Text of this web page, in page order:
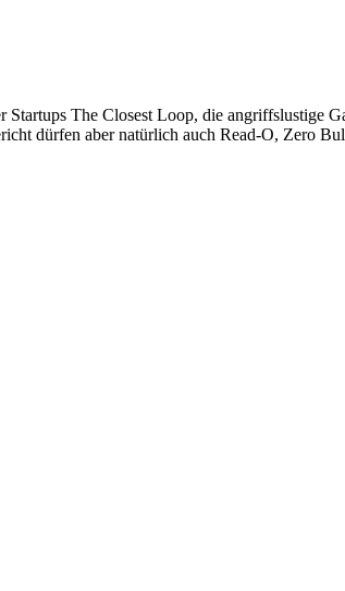
The Closest Loop, die angriffslustige
dürfen aber natürlich auch Read-O, Zero